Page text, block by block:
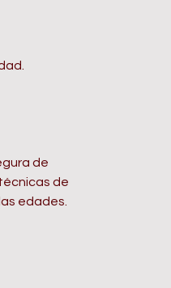
de
de
edades.